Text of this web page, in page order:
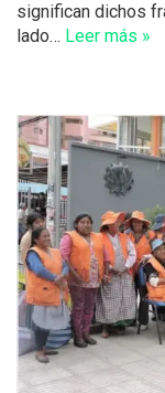
significan dichos
lado… Leer más »